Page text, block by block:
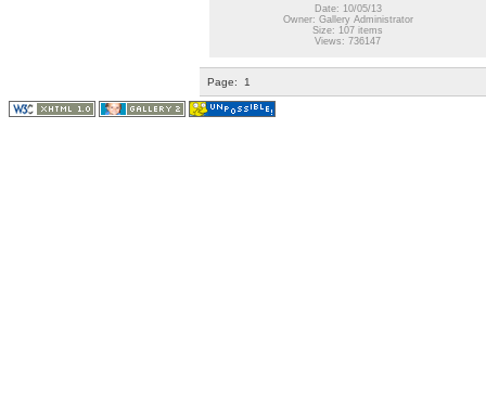
Date: 10/05/13
Owner: Gallery Administrator
Size: 107 items
Views: 736147
Page: 1